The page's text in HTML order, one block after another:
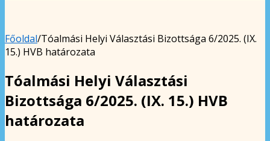
Főoldal/Tóalmási Helyi Választási Bizottsága 6/2025. (IX.
15.) HVB határozata
Tóalmási Helyi Választási
Bizottsága 6/2025. (IX. 15.) HVB
határozata